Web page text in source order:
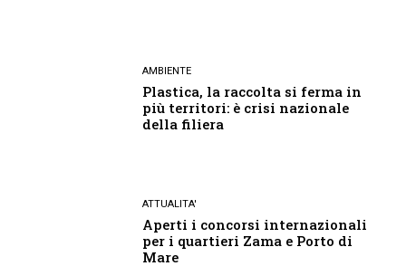
AMBIENTE
Plastica, la raccolta si ferma in
più territori: è crisi nazionale
della filiera
ATTUALITA'
Aperti i concorsi internazionali
per i quartieri Zama e Porto di
Mare